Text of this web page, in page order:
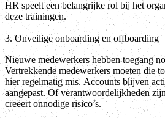
HR speelt een belangrijke rol bij het
deze trainingen.
3. Onveilige onboarding en offboarding
Nieuwe medewerkers hebben toegang
Vertrekkende medewerkers moeten die
hier regelmatig mis. Accounts blijven
aangepast. Of verantwoordelijkheden
creëert onnodige risico’s.